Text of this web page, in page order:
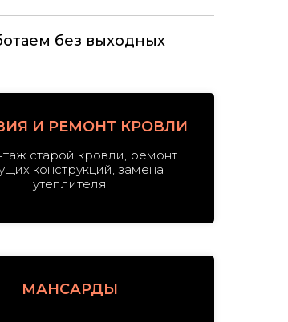
без выходных
И РЕМОНТ КРОВЛИ
старой кровли, ремонт
конструкций, замена
утеплителя
МАНСАРДЫ